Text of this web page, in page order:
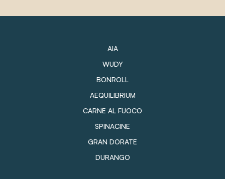
AIA
WUDY
BONROLL
AEQUILIBRIUM
CARNE AL FUOCO
SPINACINE
GRAN DORATE
DURANGO